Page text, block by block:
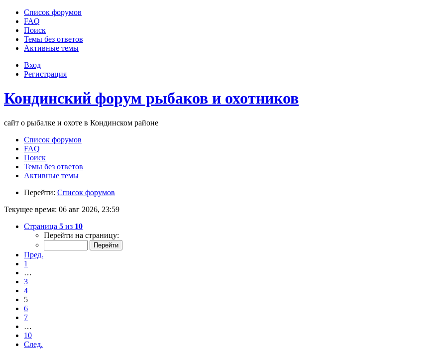
Список форумов
FAQ
Поиск
Темы без ответов
Активные темы
Вход
Регистрация
Кондинский форум рыбаков и охотников
сайт о рыбалке и охоте в Кондинском районе
Список форумов
FAQ
Поиск
Темы без ответов
Активные темы
Перейти: Список форумов
Текущее время: 06 авг 2026, 23:59
Страница 5 из 10
Перейти на страницу:
Пред.
1
…
3
4
5
6
7
…
10
След.